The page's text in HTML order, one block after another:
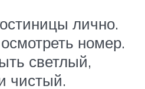
лично.
номер.
светлый,
чистый.